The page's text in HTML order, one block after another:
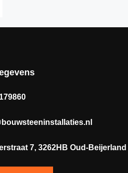
7, 3262HB Oud-Beijerland